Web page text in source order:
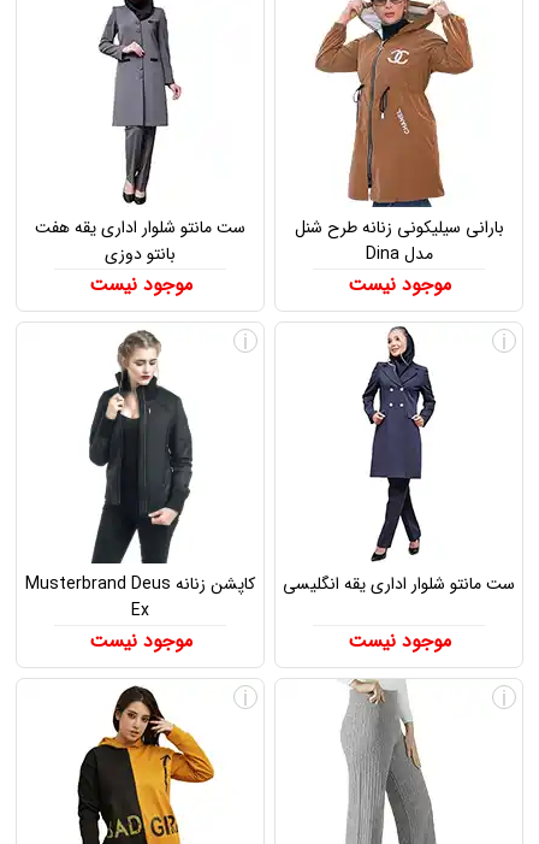
بارانی سیلیکونی زنانه طرح شنل
مدل Dina
موجود نیست
ست مانتو شلوار اداری یقه هفت
بانتو دوزی
موجود نیست
ست مانتو شلوار اداری یقه انگلیسی
موجود نیست
i
کاپشن زنانه Musterbrand Deus
Ex
موجود نیست
i
i
i